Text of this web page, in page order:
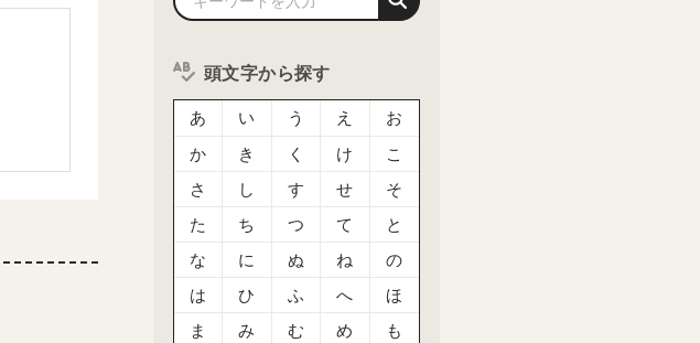
頭文字から探す
あ い う え
お
か
き く け
こ
さ
し す せ
そ
た
ち つ て
と
な
に ぬ ね
の
は
ひ ふ へ
ほ
ま
み む め
も